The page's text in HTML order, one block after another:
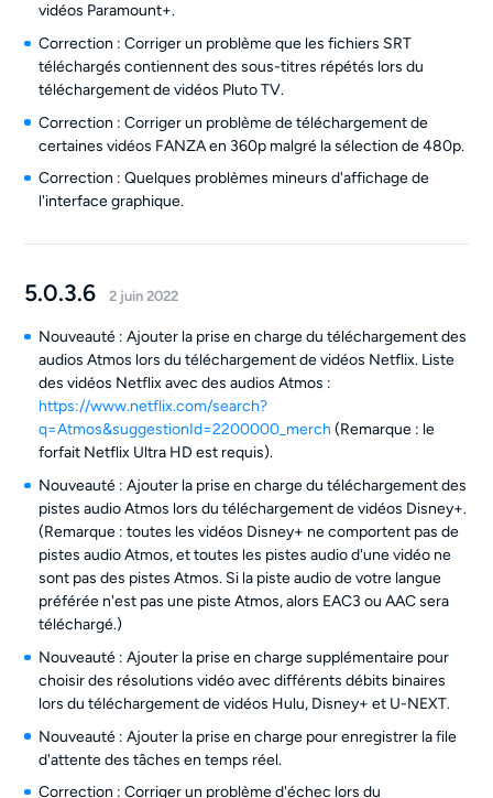
vidéos Paramount+.
Correction : Corriger un problème que les fichiers SRT
téléchargés contiennent des sous-titres répétés lors du
téléchargement de vidéos Pluto TV.
Correction : Corriger un problème de téléchargement de
certaines vidéos FANZA en 360p malgré la sélection de 480p.
Correction : Quelques problèmes mineurs d'affichage de
l'interface graphique.
5.0.3.6 2 juin 2022
Nouveauté : Ajouter la prise en charge du téléchargement des
audios Atmos lors du téléchargement de vidéos Netflix. Liste
des vidéos Netflix avec des audios Atmos :
https://www.netflix.com/search?
q=Atmos&suggestionId=2200000_merch (Remarque : le
forfait Netflix Ultra HD est requis).
Nouveauté : Ajouter la prise en charge du téléchargement des
pistes audio Atmos lors du téléchargement de vidéos Disney+.
(Remarque : toutes les vidéos Disney+ ne comportent pas de
pistes audio Atmos, et toutes les pistes audio d'une vidéo ne
sont pas des pistes Atmos. Si la piste audio de votre langue
préférée n'est pas une piste Atmos, alors EAC3 ou AAC sera
téléchargé.)
Nouveauté : Ajouter la prise en charge supplémentaire pour
choisir des résolutions vidéo avec différents débits binaires
lors du téléchargement de vidéos Hulu, Disney+ et U-NEXT.
Nouveauté : Ajouter la prise en charge pour enregistrer la file
d'attente des tâches en temps réel.
Correction : Corriger un problème d'échec lors du